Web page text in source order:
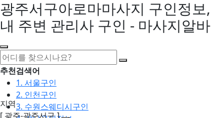
광주서구아로마마사지 구인정보,
내 주변 관리사 구인 - 마사지알바
추천검색어
1. 서울구인
2. 인천구인
3. 수원스웨디시구인
지역
[ 광주-광주서구 ]